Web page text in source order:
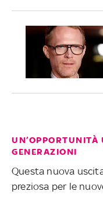
UN’OPPORTUNITÀ
GENERAZIONI
Questa nuova
preziosa per le